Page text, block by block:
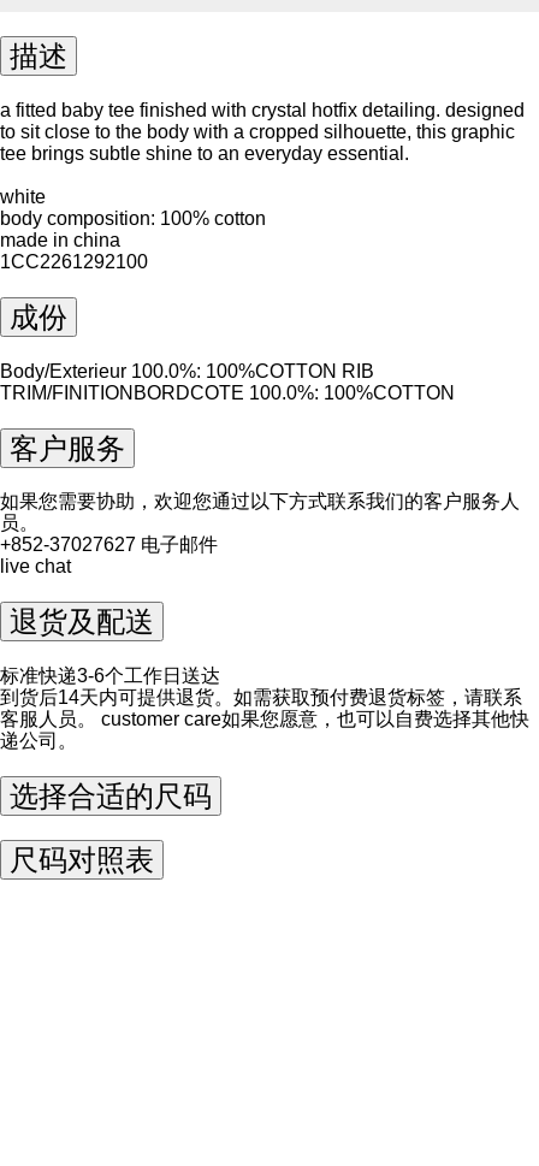
描述
a fitted baby tee finished with crystal hotfix detailing. designed
to sit close to the body with a cropped silhouette, this graphic
tee brings subtle shine to an everyday essential.
white
body composition: 100% cotton
made in china
1CC2261292100
成份
Body/Exterieur 100.0%: 100%COTTON RIB
TRIM/FINITIONBORDCOTE 100.0%: 100%COTTON
客户服务
如果您需要协助，欢迎您通过以下方式联系我们的客户服务人
员。
+852-37027627 电子邮件
live chat
退货及配送
标准快递3-6个工作日送达
到货后14天内可提供退货。如需获取预付费退货标签，请联系
客服人员。 customer care如果您愿意，也可以自费选择其他快
递公司。
选择合适的尺码
尺码对照表